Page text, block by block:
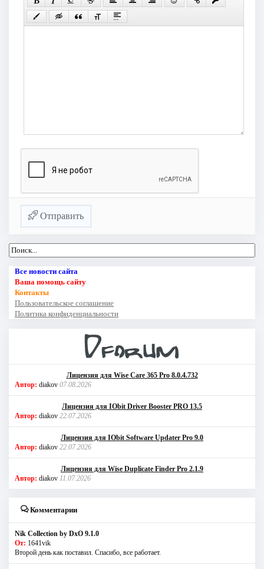
Отправить
Все новости сайта
Ваша помощь сайту
Контакты
Пользовательское соглашение
Политика конфиденциальности
Лицензия для Wise Care 365 Pro 8.0.4.732
Автор: diakov 07.08.2026
Лицензия для IObit Driver Booster PRO 13.5
Автор: diakov 22.07.2026
Лицензия для IObit Software Updater Pro 9.0
Автор: diakov 22.07.2026
Лицензия для Wise Duplicate Finder Pro 2.1.9
Автор: diakov 11.07.2026
Комментарии
Nik Collection by DxO 9.1.0
От: 1641vik
Второй день как поставил. Спасибо, все работает.